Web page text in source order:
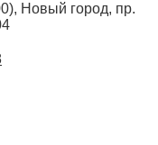
), Новый город, пр.